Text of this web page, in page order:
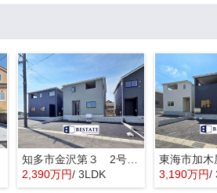
知多市金沢第３ 2号棟【仲介手数料0円】
2,390万円/ 3LDK 3,190万円/